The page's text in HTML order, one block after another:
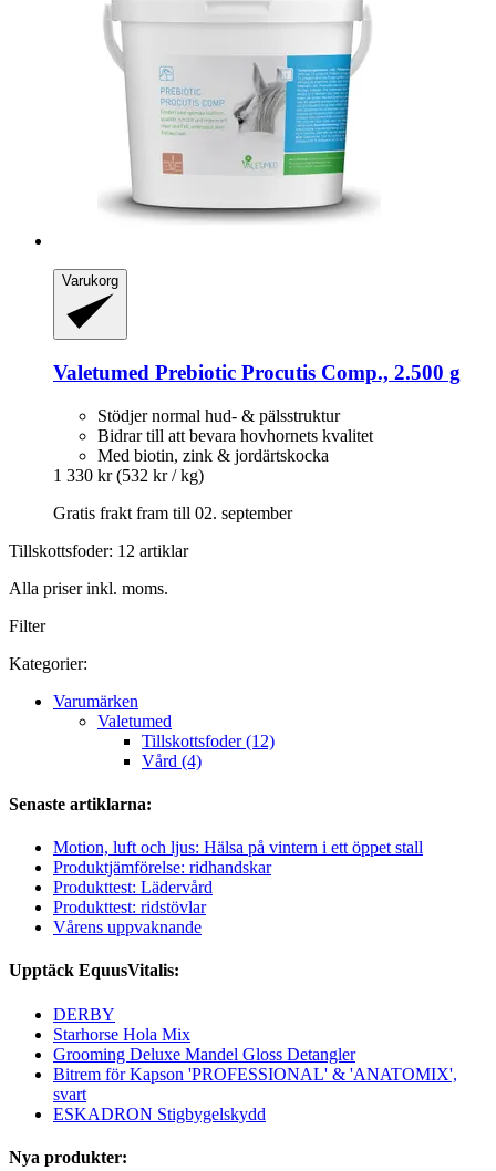
Varukorg
Valetumed Prebiotic Procutis Comp., 2.500 g
Stödjer normal hud- & pälsstruktur
Bidrar till att bevara hovhornets kvalitet
Med biotin, zink & jordärtskocka
1 330 kr (532 kr / kg)
Gratis frakt fram till 02. september
Tillskottsfoder: 12 artiklar
Alla priser inkl. moms.
Filter
Kategorier:
Varumärken
Valetumed
Tillskottsfoder (12)
Vård (4)
Senaste artiklarna:
Motion, luft och ljus: Hälsa på vintern i ett öppet stall
Produktjämförelse: ridhandskar
Produkttest: Lädervård
Produkttest: ridstövlar
Vårens uppvaknande
Upptäck EquusVitalis:
DERBY
Starhorse Hola Mix
Grooming Deluxe Mandel Gloss Detangler
Bitrem för Kapson 'PROFESSIONAL' & 'ANATOMIX',
svart
ESKADRON Stigbygelskydd
Nya produkter: